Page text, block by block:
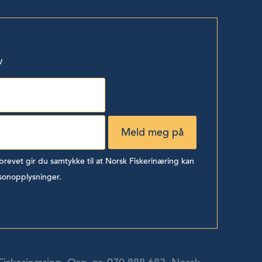
gir du samtykke til at Norsk Fiskerinæring kan